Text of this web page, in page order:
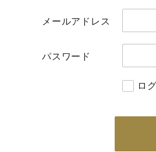
メールアドレス
パスワード
ロ